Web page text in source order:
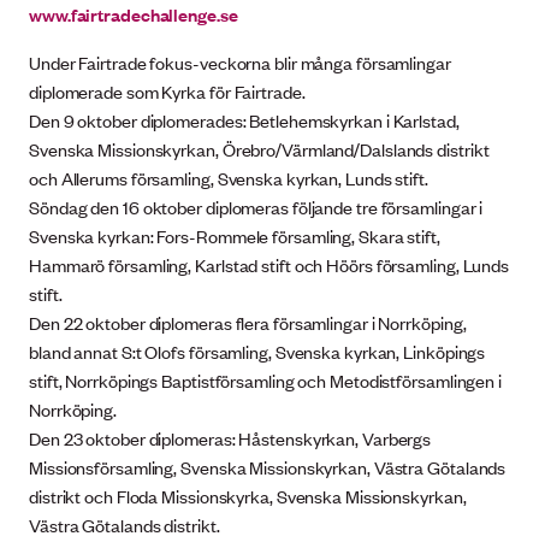
www.fairtradechallenge.se
Under Fairtrade fokus-veckorna blir många församlingar
diplomerade som Kyrka för Fairtrade.
Den 9 oktober diplomerades: Betlehemskyrkan i Karlstad,
Svenska Missionskyrkan, Örebro/Värmland/Dalslands distrikt
och Allerums församling, Svenska kyrkan, Lunds stift.
Söndag den 16 oktober diplomeras följande tre församlingar i
Svenska kyrkan: Fors-Rommele församling, Skara stift,
Hammarö församling, Karlstad stift och Höörs församling, Lunds
stift.
Den 22 oktober diplomeras flera församlingar i Norrköping,
bland annat S:t Olofs församling, Svenska kyrkan, Linköpings
stift, Norrköpings Baptistförsamling och Metodistförsamlingen i
Norrköping.
Den 23 oktober diplomeras: Håstenskyrkan, Varbergs
Missionsförsamling, Svenska Missionskyrkan, Västra Götalands
distrikt och Floda Missionskyrka, Svenska Missionskyrkan,
Västra Götalands distrikt.